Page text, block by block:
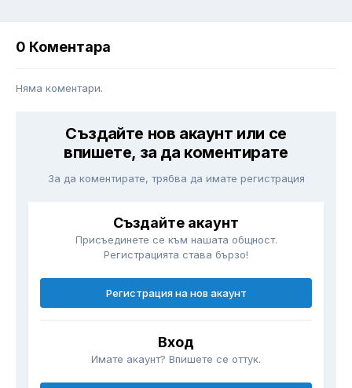
0 Коментара
Няма коментари.
Създайте нов акаунт или се
впишете, за да коментирате
За да коментирате, трябва да имате регистрация
Създайте акаунт
Присъединете се към нашата общност.
Регистрацията става бързо!
Регистрация на нов акаунт
Вход
Имате акаунт? Впишете се оттук.